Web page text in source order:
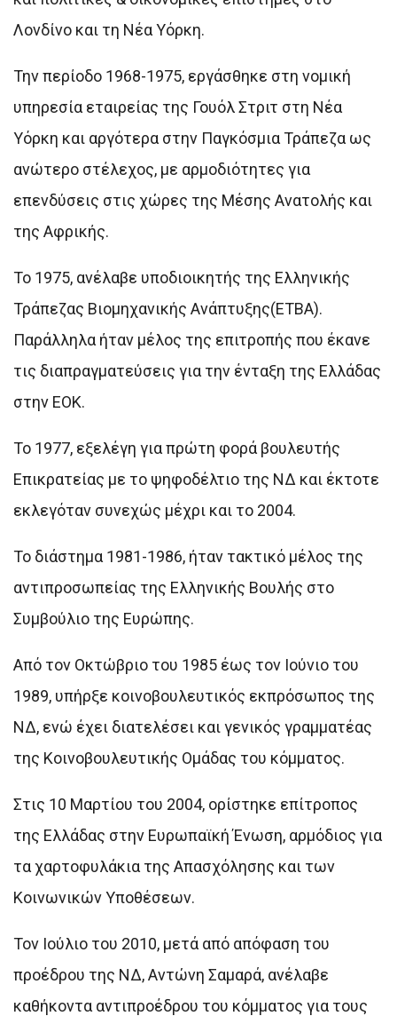
Λονδίνο και τη Νέα Υόρκη.
Την περίοδο 1968-1975, εργάσθηκε στη νομική
υπηρεσία εταιρείας της Γουόλ Στριτ στη Νέα
Υόρκη και αργότερα στην Παγκόσμια Τράπεζα ως
ανώτερο στέλεχος, με αρμοδιότητες για
επενδύσεις στις χώρες της Μέσης Ανατολής και
της Αφρικής.
Το 1975, ανέλαβε υποδιοικητής της Ελληνικής
Τράπεζας Βιομηχανικής Ανάπτυξης(ΕΤΒΑ).
Παράλληλα ήταν μέλος της επιτροπής που έκανε
τις διαπραγματεύσεις για την ένταξη της Ελλάδας
στην ΕΟΚ.
Το 1977, εξελέγη για πρώτη φορά βουλευτής
Επικρατείας με το ψηφοδέλτιο της ΝΔ και έκτοτε
εκλεγόταν συνεχώς μέχρι και το 2004.
Το διάστημα 1981-1986, ήταν τακτικό μέλος της
αντιπροσωπείας της Ελληνικής Βουλής στο
Συμβούλιο της Ευρώπης.
Από τον Οκτώβριο του 1985 έως τον Ιούνιο του
1989, υπήρξε κοινοβουλευτικός εκπρόσωπος της
ΝΔ, ενώ έχει διατελέσει και γενικός γραμματέας
της Κοινοβουλευτικής Ομάδας του κόμματος.
Στις 10 Μαρτίου του 2004, ορίστηκε επίτροπος
της Ελλάδας στην Ευρωπαϊκή Ένωση, αρμόδιος για
τα χαρτοφυλάκια της Απασχόλησης και των
Κοινωνικών Υποθέσεων.
Τον Ιούλιο του 2010, μετά από απόφαση του
προέδρου της ΝΔ, Αντώνη Σαμαρά, ανέλαβε
καθήκοντα αντιπροέδρου του κόμματος για τους